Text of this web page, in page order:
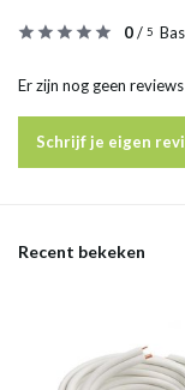
0/ 5
Er zijn nog geen
Schrijf je eigen
Recent bekeken